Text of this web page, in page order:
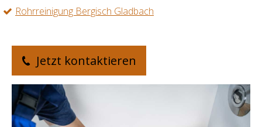
Rohrreinigung Bergisch Gladbach
Jetzt kontaktieren